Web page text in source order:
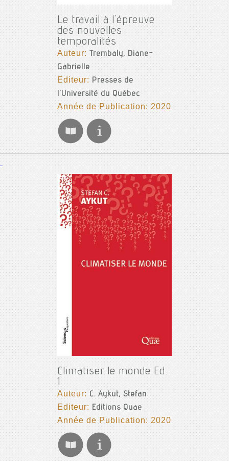
Le travail à l'épreuve
des nouvelles
temporalités
Auteur:Trembaly, Diane-
Gabrielle
Editeur: Presses de
l'Université du Québec
Année de Publication: 2020
Climatiser le monde Ed.
1
Auteur:C. Aykut, Stefan
Editeur: Editions Quae
Année de Publication: 2020